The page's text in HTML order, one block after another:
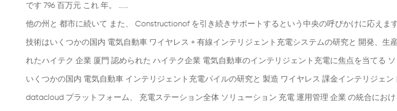
です 796 百万元 これ 年。 ……
他の州と 都市に続いて また、 Constructionof を引き続きサポートするという中央の呼びかけに応えま
技術はいくつかの国内 電気自動車 ワイヤレス + 有線インテリジェント充電システムの研究と 開発、生
れたハイテク 企業 厦門 認められた ハイテク企業 電気自動車のインテリジェント充電に焦点を当てる
いくつかの国内 電気自動車 インテリジェント充電パイルの研究と 製造 ワイヤレス 課金インテリジェ
datacloud プラットフォーム、 充電ステーション全体 ソリューション 充電 運用管理 企業 の統合にお